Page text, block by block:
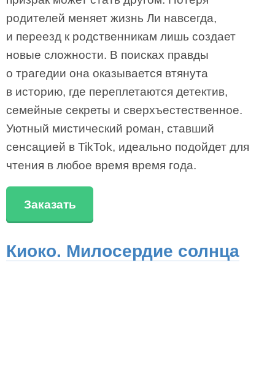
родителей меняет жизнь Ли навсегда,
и переезд к родственникам лишь создает
новые сложности. В поисках правды
о трагедии она оказывается втянута
в историю, где переплетаются детектив,
семейные секреты и сверхъестественное.
Уютный мистический роман, ставший
сенсацией в TikTok, идеально подойдет для
чтения в любое время время года.
Заказать
Киоко. Милосердие солнца